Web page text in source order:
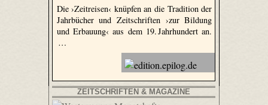
Die ›Zeitreisen‹ knüpfen an die Tradition der
Jahrbücher und Zeitschriften ›zur Bildung
und Erbauung‹ aus dem 19. Jahrhundert an.
…
ZEITSCHRIFTEN & MAGAZINE